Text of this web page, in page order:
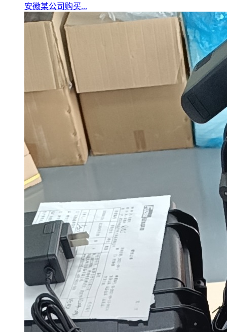
安徽某公司购买...